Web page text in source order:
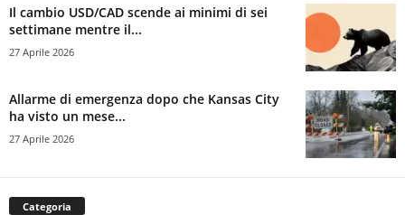
Il cambio USD/CAD scende ai minimi di sei
settimane mentre il...
27 Aprile 2026
Allarme di emergenza dopo che Kansas City
ha visto un mese...
27 Aprile 2026
Categoria